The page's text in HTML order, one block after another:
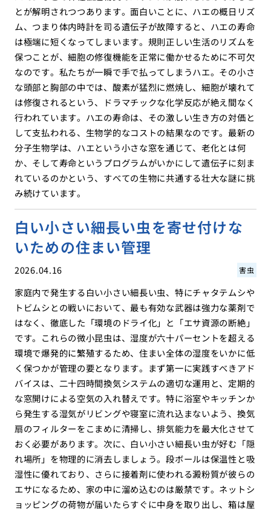
とが解明されつつあります。面白いことに、ハエの概日リズ
ム、つまり体内時計を司る遺伝子が故障すると、ハエの寿命
は極端に短くなってしまいます。規則正しい生活のリズムを
保つことが、細胞の修復機能を正常に働かせるために不可欠
なのです。私たちが一瞬で手で払ってしまうハエ。その小さ
な頭部と胸部の中では、酸素が猛烈に燃焼し、細胞が壊れて
は修復されるという、ドラマチックな化学反応が絶え間なく
行われています。ハエの寿命は、その激しい生き方の対価と
して支払われる、生物学的なコストの結果なのです。最新の
分子生物学は、ハエという小さな窓を通じて、老化とは何
か、そして寿命というプログラムがいかにして遺伝子に刻ま
れているのかという、すべての生物に共通する壮大な謎に挑
み続けています。
白い小さい細長い虫を寄せ付けな
いための住まい管理
2026.04.16 害虫
家庭内で発生する白い小さい細長い虫、特にチャタテムシや
トビムシとの戦いにおいて、最も有効な武器は強力な薬剤で
はなく、徹底した「環境のドライ化」と「エサ資源の断絶」
です。これらの微小昆虫は、湿度が六十パーセントを超える
環境で爆発的に繁殖するため、住まい全体の湿度をいかに低
く保つかが管理の要となります。まず第一に実践すべきアド
バイスは、二十四時間換気システムの適切な運用と、定期的
な窓開けによる空気の入れ替えです。特に浴室やキッチンか
ら発生する湿気がリビングや寝室に流れ込まないよう、換気
扇のフィルターをこまめに清掃し、排気能力を最大化させて
おく必要があります。次に、白い小さい細長い虫が好む「隠
れ場所」を物理的に消去しましょう。段ボールは保温性と吸
湿性に優れており、さらに接着剤に使われる澱粉質が彼らの
エサになるため、家の中に溜め込むのは厳禁です。ネットシ
ョッピングの荷物が届いたらすぐに中身を取り出し、箱は屋